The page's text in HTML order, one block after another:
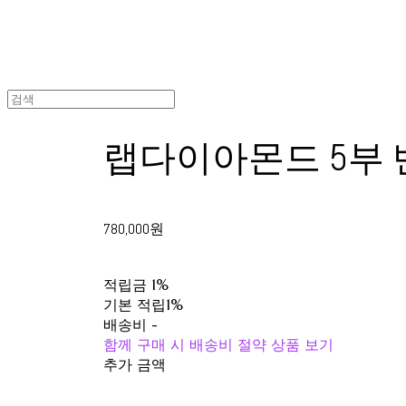
랩다이아몬드 5부
780,000원
적립금 1%
기본 적립1%
배송비 -
함께 구매 시 배송비 절약 상품 보기
추가 금액